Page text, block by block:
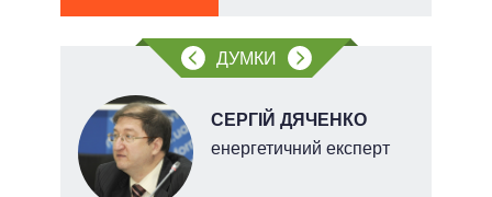
ДУМКИ
СЕРГІЙ ДЯЧЕНКО
енергетичний експерт